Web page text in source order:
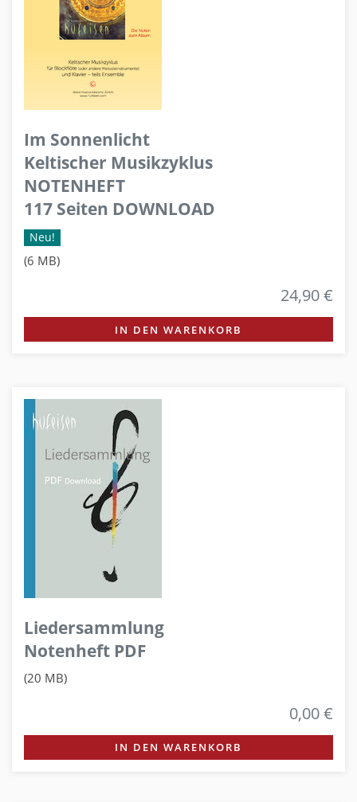
Im Sonnenlicht
Keltischer Musikzyklus
NOTENHEFT
117 Seiten DOWNLOAD
Neu!
(6 MB)
24,90 €
IN DEN WARENKORB
Liedersammlung
Notenheft PDF
(20 MB)
0,00 €
IN DEN WARENKORB